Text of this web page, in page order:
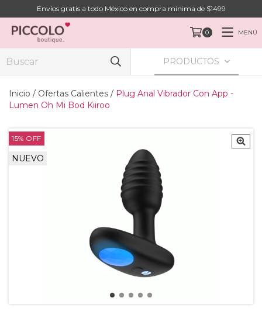
Envíos gratis a todo México en compra minima de $1499
0 MENÚ
PRODUCTOS
Inicio / Ofertas Calientes / Plug Anal Vibrador Con App -
Lumen Oh Mi Bod Kiiroo
15% OFF
NUEVO